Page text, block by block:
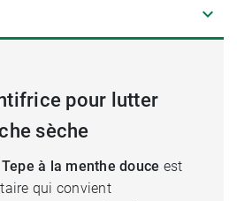
pour lutter
sèche
à la menthe douce est
qui convient